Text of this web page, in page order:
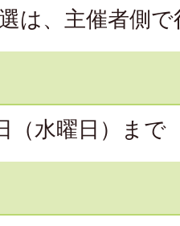
は、主催者側で
（水曜日）まで